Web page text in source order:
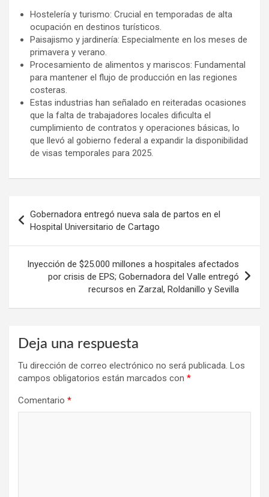
Hostelería y turismo: Crucial en temporadas de alta
ocupación en destinos turísticos.
Paisajismo y jardinería: Especialmente en los meses de
primavera y verano.
Procesamiento de alimentos y mariscos: Fundamental
para mantener el flujo de producción en las regiones
costeras.
Estas industrias han señalado en reiteradas ocasiones
que la falta de trabajadores locales dificulta el
cumplimiento de contratos y operaciones básicas, lo
que llevó al gobierno federal a expandir la disponibilidad
de visas temporales para 2025.
de
entradas
Gobernadora entregó nueva sala de partos en el
Hospital Universitario de Cartago
Inyección de $25.000 millones a hospitales afectados
por crisis de EPS; Gobernadora del Valle entregó
recursos en Zarzal, Roldanillo y Sevilla
Deja una respuesta
Tu dirección de correo electrónico no será publicada. Los
campos obligatorios están marcados con *
Comentario *